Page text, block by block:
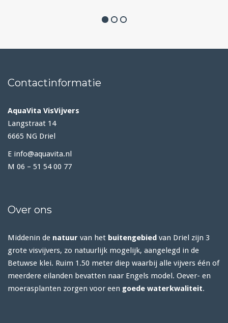
Contactinformatie
AquaVita VisVijvers
Langstraat 14
6665 NG Driel
E info@aquavita.nl
M 06 – 51 54 00 77
Over ons
Middenin de natuur van het buitengebied van Driel zijn 3
grote visvijvers, zo natuurlijk mogelijk, aangelegd in de
Betuwse klei. Ruim 1.50 meter diep waarbij alle vijvers één of
meerdere eilanden bevatten naar Engels model. Oever- en
moerasplanten zorgen voor een goede waterkwaliteit.